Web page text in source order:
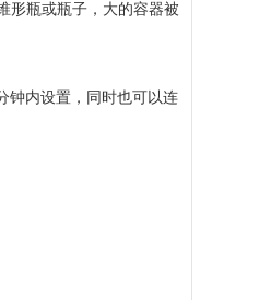
形瓶或瓶子，大的容器被
钟内设置，同时也可以连